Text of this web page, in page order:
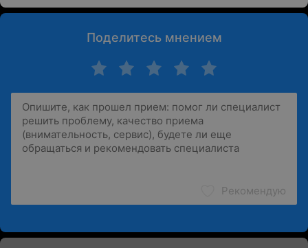
Поделитесь мнением
Рекомендую